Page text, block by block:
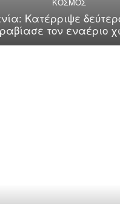
Κατέρριψε
τον εναέριο